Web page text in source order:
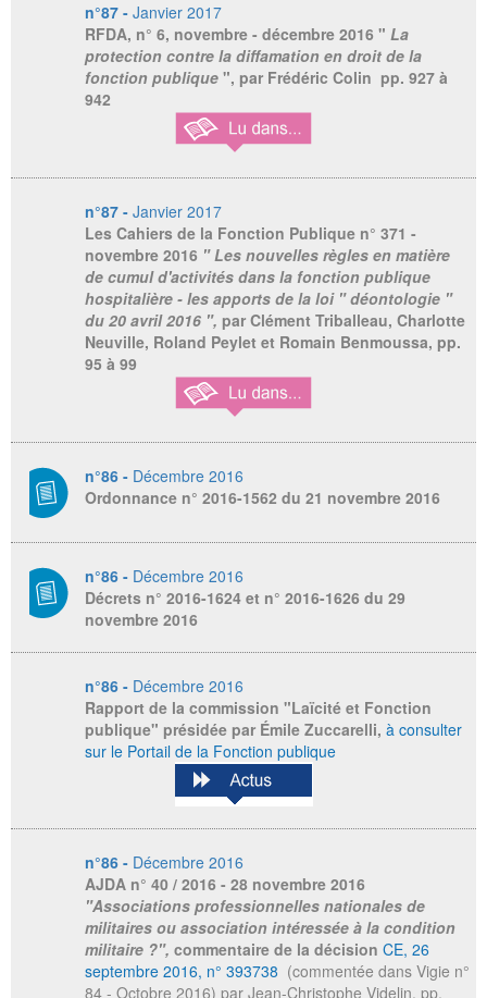
n°87 - Janvier 2017
RFDA, n° 6, novembre - décembre 2016 " La
protection contre la diffamation en droit de la
fonction publique ", par Frédéric Colin pp. 927 à
942
n°87 - Janvier 2017
Les Cahiers de la Fonction Publique n° 371 -
novembre 2016 " Les nouvelles règles en matière
de cumul d'activités dans la fonction publique
hospitalière - les apports de la loi " déontologie "
du 20 avril 2016 ", par Clément Triballeau, Charlotte
Neuville, Roland Peylet et Romain Benmoussa, pp.
95 à 99
n°86 - Décembre 2016
Ordonnance n° 2016-1562 du 21 novembre 2016
n°86 - Décembre 2016
Décrets n° 2016-1624 et n° 2016-1626 du 29
novembre 2016
n°86 - Décembre 2016
Rapport de la commission "Laïcité et Fonction
publique" présidée par Émile Zuccarelli, à consulter
sur le Portail de la Fonction publique
n°86 - Décembre 2016
AJDA n° 40 / 2016 - 28 novembre 2016
"Associations professionnelles nationales de
militaires ou association intéressée à la condition
militaire ?", commentaire de la décision CE, 26
septembre 2016, n° 393738 (commentée dans Vigie n°
84 - Octobre 2016) par Jean-Christophe Videlin, pp.